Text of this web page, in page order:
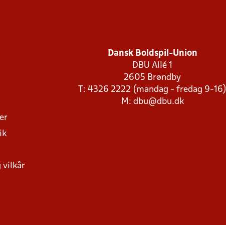
vilkår
Dansk Boldspil-Union
DBU Allé 1
2605 Brøndby
T: 4326 2222 (mandag - fredag 9-16)
M: dbu@dbu.dk